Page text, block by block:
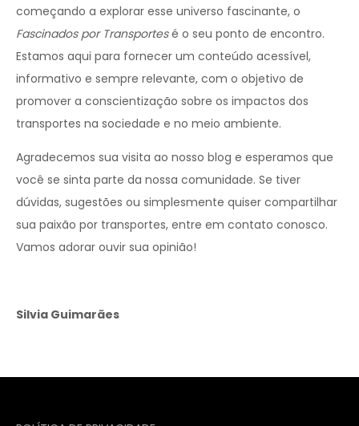
começando a explorar esse universo fascinante, o
Fascinados por Transportesé o seu ponto de encontro.
Estamos aqui para fornecer um conteúdo acessível,
informativo e sempre relevante, com o objetivo de
promover a conscientização sobre os impactos dos
transportes na sociedade e no meio ambiente.
Agradecemos sua visita ao nosso blog e esperamos que
você se sinta parte da nossa comunidade. Se tiver
dúvidas, sugestões ou simplesmente quiser compartilhar
sua paixão por transportes, entre em contato conosco.
Vamos adorar ouvir sua opinião!
Silvia Guimarães